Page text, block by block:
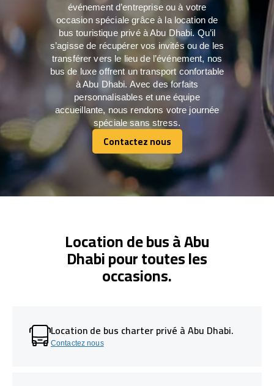
événement d’entreprise ou à votre
occasion spéciale grâce à la location de
bus touristique privé à Abu Dhabi. Qu’il
s’agisse de récupérer vos invités ou de les
transférer vers le lieu de l’événement, nos
bus de luxe offrent un transport confortable
à Abu Dhabi. Avec des forfaits
personnalisables et une équipe
accueillante, nous rendons votre journée
spéciale sans stress.
Contactez nous
Contactez nous
Location de bus à Abu
Dhabi pour toutes les
occasions.
Location de bus charter privé à Abu Dhabi.
Contactez nous